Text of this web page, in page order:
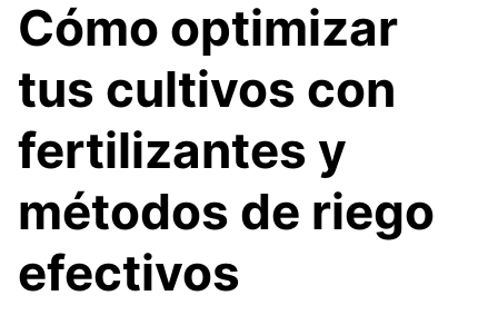
Cómo optimizar
tus cultivos con
fertilizantes y
métodos de riego
efectivos